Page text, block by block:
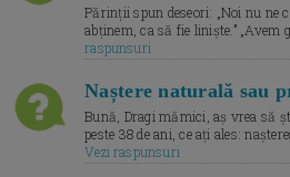
Părinții spun deseori: „Noi nu ne
abținem, ca să fie liniște.” „Avem
raspunsuri
Naștere naturală sau
Bună, Dragi mămici, aș vrea să
peste 38 de ani, ce ați ales:
Vezi raspunsuri